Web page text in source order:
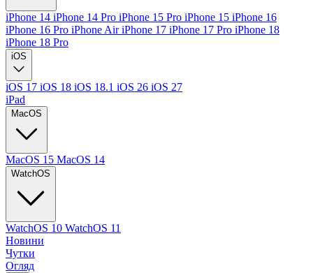
iPhone 14 iPhone 14 Pro iPhone 15 Pro iPhone 15 iPhone 16
iPhone 16 Pro iPhone AiriPhone 17 iPhone 17 Pro iPhone 18
iPhone 18 Pro
iOS
iOS 17 iOS 18 iOS 18.1 iOS 26 iOS 27
iPad
MacOS
MacOS 15 MacOS 14
WatchOS
WatchOS 10 WatchOS 11
Новини
Чутки
Огляд